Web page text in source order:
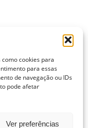
cookies para
para essas
de navegação ou IDs
pode afetar
Ver preferências